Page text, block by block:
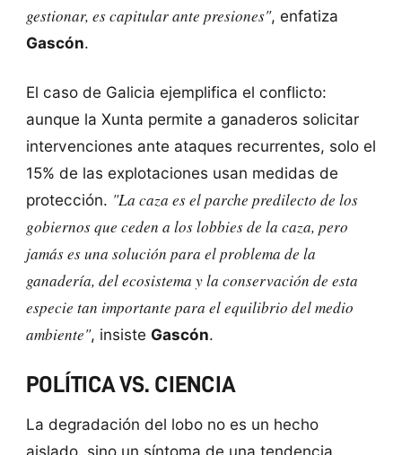
gestionar, es capitular ante presiones", enfatiza
Gascón.
El caso de Galicia ejemplifica el conflicto:
aunque la Xunta permite a ganaderos solicitar
intervenciones ante ataques recurrentes, solo el
15% de las explotaciones usan medidas de
protección. "La caza es el parche predilecto de los
gobiernos que ceden a los lobbies de la caza, pero
jamás es una solución para el problema de la
ganadería, del ecosistema y la conservación de esta
especie tan importante para el equilibrio del medio
ambiente", insiste Gascón.
POLÍTICA VS. CIENCIA
La degradación del lobo no es un hecho
aislado, sino un síntoma de una tendencia